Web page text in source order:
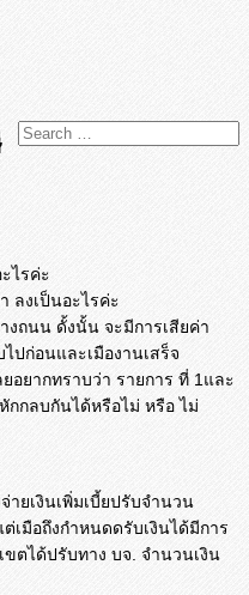
ไรค่ะ
ลงเป็นอะไรค่ะ
งถนน ดั้งนั้น จะมีการเสียค่า
ปก่อนและเมืองานเสร็จ
อยากทราบว่า รายการ ที่ 1และ
กกลบกันได้หรือไม่ หรือ ไม่
ายเงินเพิ่มเบี้ยปรับจำนวน
เมือถึงกำหนดดรับเงินได้มีการ
ขตได้ปรับทาง บจ. จำนวนเงิน